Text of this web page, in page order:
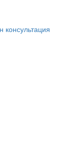
консультация